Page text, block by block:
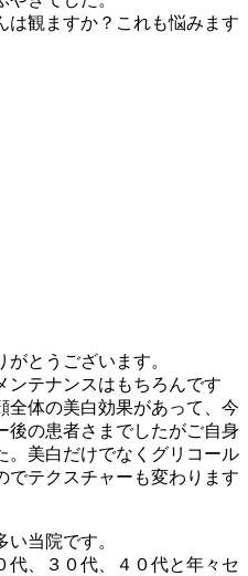
は観ますか？これも悩みます
とうございます。
ンテナンスはもちろんです
全体の美白効果があって、今
後の患者さまでしたがご自身
。美白だけでなくグリコール
でテクスチャーも変わります
当院です。
代、３０代、４０代と年々セ